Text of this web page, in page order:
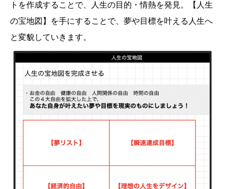
トを作成することで、人生の目的・情熱を発見。【人生
の宝地図】を手にすることで、夢や目標を叶える人生へ
と変貌していきます。